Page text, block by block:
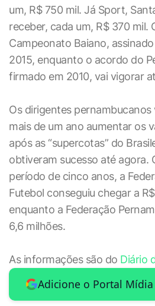
um, R$ 750 mil. Já Sport,
receber, cada um, R$ 370 mil.
Campeonato Baiano,
2015, enquanto o acordo do
firmado em 2010, vai vigorar
Os dirigentes
mais de um ano aumentar os
após as “supercotas” do
obtiveram sucesso até agora.
período de cinco anos, a
Futebol conseguiu chegar a
enquanto a Federação
6,6 milhões.
As informações são do Diário
Adicione o Portal